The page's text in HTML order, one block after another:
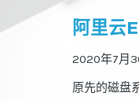
阿里云
2020年7月
原先的磁盘